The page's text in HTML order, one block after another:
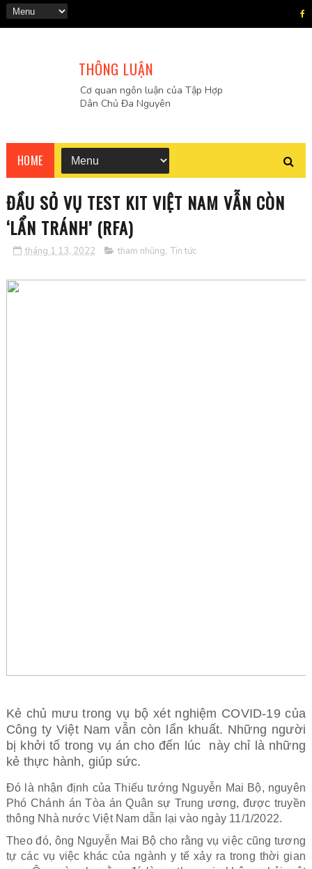
THÔNG LUẬN
Cơ quan ngôn luận của Tập Hợp
Dân Chủ Đa Nguyên
HOME
ĐẦU SỎ VỤ TEST KIT VIỆT NAM VẪN CÒN
‘LẨN TRÁNH’ (RFA)
tháng 1 13, 2022 tham nhũng, Tin tức
Kẻ chủ mưu trong vụ bộ xét nghiệm COVID-19 của
Công ty Việt Nam vẫn còn lẩn khuất. Những người
bị khởi tố trong vụ án cho đến lúc này chỉ là những
kẻ thực hành, giúp sức.
Đó là nhận định của Thiếu tướng Nguyễn Mai Bộ, nguyên
Phó Chánh án Tòa án Quân sự Trung ương, được truyền
thông Nhà nước Việt Nam dẫn lại vào ngày 11/1/2022.
Theo đó, ông Nguyễn Mai Bộ cho rằng vụ việc cũng tương
tự các vụ việc khác của ngành y tế xảy ra trong thời gian